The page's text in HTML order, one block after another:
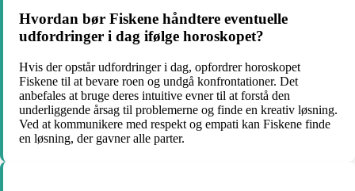
Hvordan bør Fiskene håndtere eventuelle
udfordringer i dag ifølge horoskopet?
Hvis der opstår udfordringer i dag, opfordrer horoskopet
Fiskene til at bevare roen og undgå konfrontationer. Det
anbefales at bruge deres intuitive evner til at forstå den
underliggende årsag til problemerne og finde en kreativ løsning.
Ved at kommunikere med respekt og empati kan Fiskene finde
en løsning, der gavner alle parter.